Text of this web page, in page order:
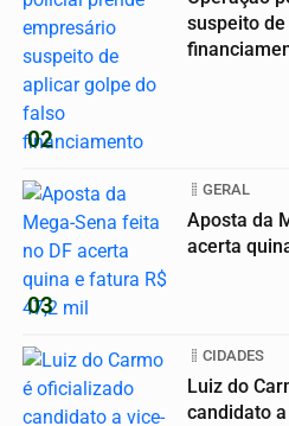
02
suspeito
03
GERAL
Aposta da
acerta
CIDADES
Luiz do
candidato